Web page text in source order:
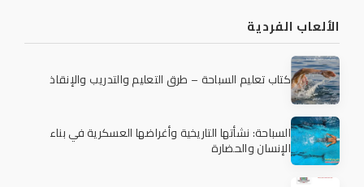
الألعاب الفردية
كتاب تعليم السباحة – طرق التعليم والتدريب والإنقاذ
السباحة: نشأتها التاريخية وأغراضها العسكرية في بناء
الإنسان والحضارة